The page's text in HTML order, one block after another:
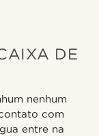
DE
nenhum
com
entre na